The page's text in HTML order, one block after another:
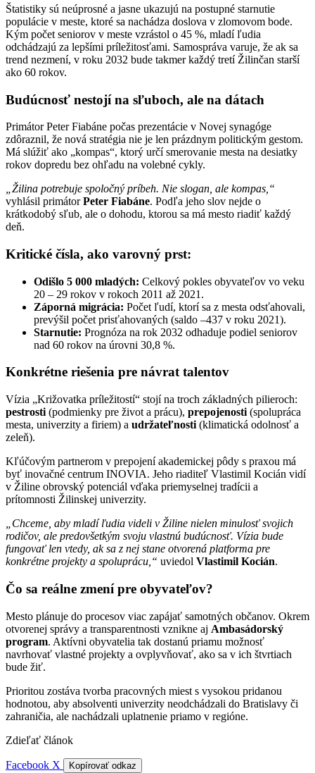
Štatistiky sú neúprosné a jasne ukazujú na postupné starnutie
populácie v meste, ktoré sa nachádza doslova v zlomovom bode.
Kým počet seniorov v meste vzrástol o 45 %, mladí ľudia
odchádzajú za lepšími príležitosťami. Samospráva varuje, že ak sa
trend nezmení, v roku 2032 bude takmer každý tretí Žilinčan starší
ako 60 rokov.
Budúcnosť nestojí na sľuboch, ale na dátach
Primátor Peter Fiabáne počas prezentácie v Novej synagóge
zdôraznil, že nová stratégia nie je len prázdnym politickým gestom.
Má slúžiť ako „kompas“, ktorý určí smerovanie mesta na desiatky
rokov dopredu bez ohľadu na volebné cykly.
„Žilina potrebuje spoločný príbeh. Nie slogan, ale kompas,“
vyhlásil primátorPeter Fiabáne. Podľa jeho slov nejde o
krátkodobý sľub, ale o dohodu, ktorou sa má mesto riadiť každý
deň.
Kritické čísla, ako varovný prst:
Odišlo 5 000 mladých: Celkový pokles obyvateľov vo veku
20 – 29 rokov v rokoch 2011 až 2021.
Záporná migrácia: Počet ľudí, ktorí sa z mesta odsťahovali,
prevýšil počet prisťahovaných (saldo –437 v roku 2021).
Starnutie: Prognóza na rok 2032 odhaduje podiel seniorov
nad 60 rokov na úrovni 30,8 %.
Konkrétne riešenia pre návrat talentov
Vízia „Križovatka príležitostí“ stojí na troch základných pilieroch:
pestrosti (podmienky pre život a prácu), prepojenosti (spolupráca
mesta, univerzity a firiem) a udržateľnosti (klimatická odolnosť a
zeleň).
Kľúčovým partnerom v prepojení akademickej pôdy s praxou má
byť inovačné centrum INOVIA. Jeho riaditeľ Vlastimil Kocián vidí
v Žiline obrovský potenciál vďaka priemyselnej tradícii a
prítomnosti Žilinskej univerzity.
„Chceme, aby mladí ľudia videli v Žiline nielen minulosť svojich
rodičov, ale predovšetkým svoju vlastnú budúcnosť. Vízia bude
fungovať len vtedy, ak sa z nej stane otvorená platforma pre
konkrétne projekty a spoluprácu,“ uviedol Vlastimil Kocián.
Čo sa reálne zmení pre obyvateľov?
Mesto plánuje do procesov viac zapájať samotných občanov. Okrem
otvorenej správy a transparentnosti vznikne aj Ambasádorský
program. Aktívni obyvatelia tak dostanú priamu možnosť
navrhovať vlastné projekty a ovplyvňovať, ako sa v ich štvrtiach
bude žiť.
Prioritou zostáva tvorba pracovných miest s vysokou pridanou
hodnotou, aby absolventi univerzity neodchádzali do Bratislavy či
zahraničia, ale nachádzali uplatnenie priamo v regióne.
Zdieľať článok
Facebook X Kopírovať odkaz